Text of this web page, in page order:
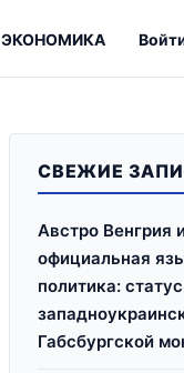
ЭКОНОМИКА
СВЕЖИЕ
Австро Венгрия
официальная
политика:
Габсбургской